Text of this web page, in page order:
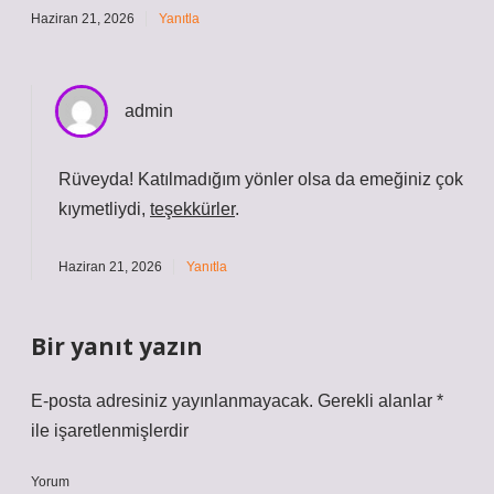
Haziran 21, 2026 Yanıtla
admin
Rüveyda! Katılmadığım yönler olsa da emeğiniz çok
kıymetliydi, teşekkürler.
Haziran 21, 2026 Yanıtla
Bir yanıt yazın
E-posta adresiniz yayınlanmayacak. Gerekli alanlar *
ile işaretlenmişlerdir
Yorum